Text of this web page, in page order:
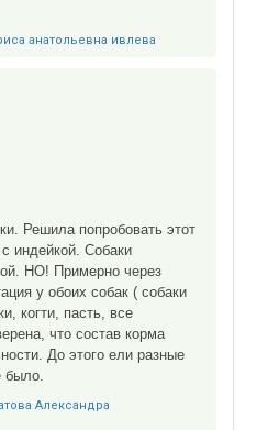
анатольевна ивлева
Решила попробовать этот
индейкой. Собаки
НО! Примерно через
у обоих собак ( собаки
когти, пасть, все
что состав корма
До этого ели разные
было.
Александра